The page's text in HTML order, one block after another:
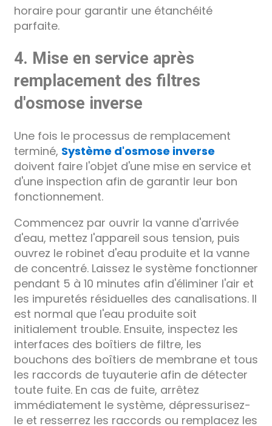
horaire pour garantir une étanchéité
parfaite.
4. Mise en service après
remplacement des filtres
d'osmose inverse
Une fois le processus de remplacement
terminé, Système d'osmose inverse
doivent faire l'objet d'une mise en service et
d'une inspection afin de garantir leur bon
fonctionnement.
Commencez par ouvrir la vanne d'arrivée
d'eau, mettez l'appareil sous tension, puis
ouvrez le robinet d'eau produite et la vanne
de concentré. Laissez le système fonctionner
pendant 5 à 10 minutes afin d'éliminer l'air et
les impuretés résiduelles des canalisations. Il
est normal que l'eau produite soit
initialement trouble. Ensuite, inspectez les
interfaces des boîtiers de filtre, les
bouchons des boîtiers de membrane et tous
les raccords de tuyauterie afin de détecter
toute fuite. En cas de fuite, arrêtez
immédiatement le système, dépressurisez-
le et resserrez les raccords ou remplacez les